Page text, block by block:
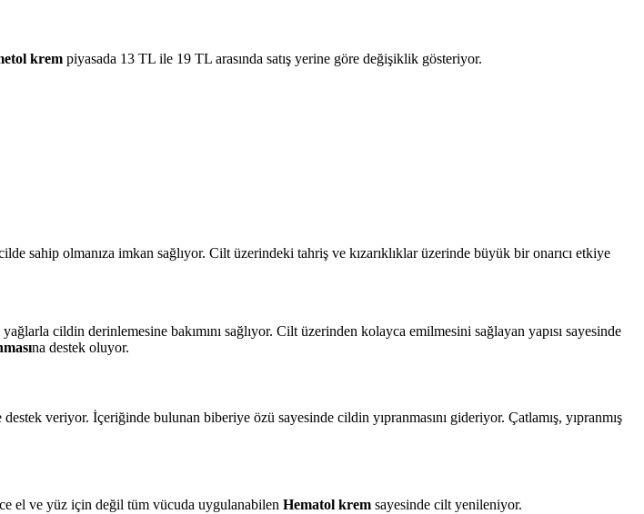
krem piyasada 13 TL ile 19 TL arasında satış yerine göre değişiklik gösteriyor.
sahip olmanıza imkan sağlıyor. Cilt üzerindeki tahriş ve kızarıklıklar üzerinde büyük bir onarıcı etkiye
cildin derinlemesine bakımını sağlıyor. Cilt üzerinden kolayca emilmesini sağlayan yapısı sayesinde
na destek oluyor.
veriyor. İçeriğinde bulunan biberiye özü sayesinde cildin yıpranmasını gideriyor. Çatlamış, yıpranmış
el ve yüz için değil tüm vücuda uygulanabilen Hematol krem sayesinde cilt yenileniyor.